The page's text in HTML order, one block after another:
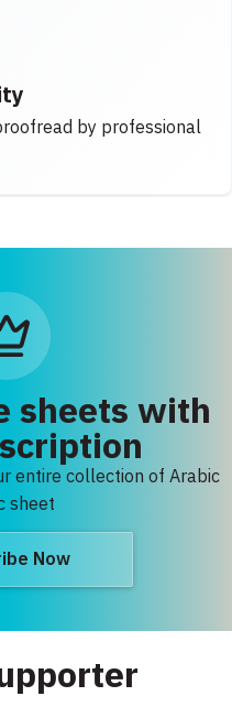
by professional
sheets with
entire collection of Arabic
sheet
Now